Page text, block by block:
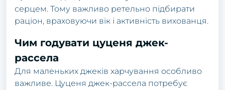
серцем. Тому важливо ретельно підбирати
раціон, враховуючи вік і активність вихованця.
Чим годувати цуценя джек-
рассела
Для маленьких джеків харчування особливо
важливе. Цуценя джек-рассела потребує